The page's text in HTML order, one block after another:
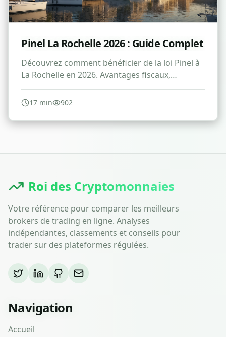
Pinel La Rochelle 2026 : Guide Complet
Découvrez comment bénéficier de la loi Pinel à
La Rochelle en 2026. Avantages fiscaux,
conditions et stratégies d'investissement
immobilier.
17 min 902
Roi des Cryptomonnaies
Votre référence pour comparer les meilleurs
brokers de trading en ligne. Analyses
indépendantes, classements et conseils pour
trader sur des plateformes régulées.
Navigation
Accueil